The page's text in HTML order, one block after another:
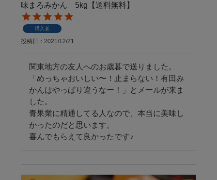
味まろみかん 5kg【送料無料】
購入者
投稿日 2021/12/21
関東地方の友人へのお歳暮で送りました。
「めっちゃおいしい〜！止まらない！有田み
かんはやっぱり違うなー！」とメールが来ま
した。
青果業に精通してる人なので、本当に美味し
かったのだと思います。
喜んでもらえて良かったです♪